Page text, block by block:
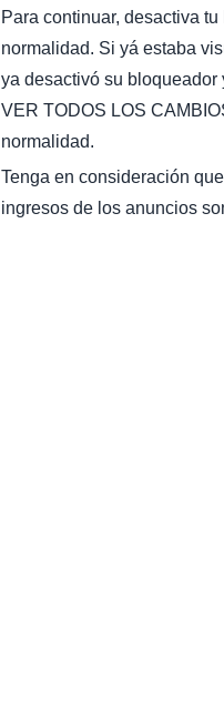
Para continuar, desactiva
normalidad. Si yá estaba
ya desactivó su bloqueador
VER TODOS LOS
normalidad.
Tenga en consideración
ingresos de los anuncios